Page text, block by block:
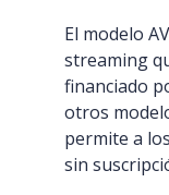
El modelo
streaming
financiado
otros
permite a
sin